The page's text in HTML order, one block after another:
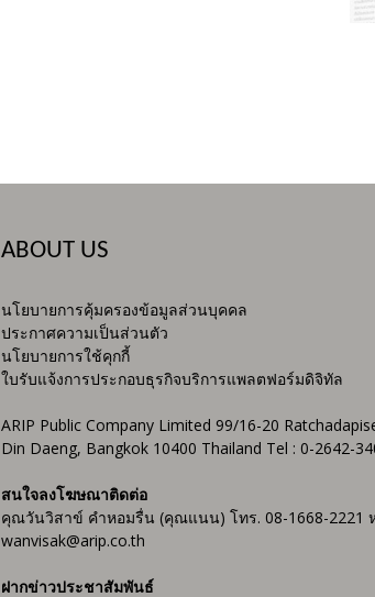
ABOUT US
นโยบายการคุ้มครองข้อมูลส่วนบุคคล
ประกาศความเป็นส่วนตัว
นโยบายการใช้คุกกี้
ใบรับแจ้งการประกอบธุรกิจบริการแพลตฟอร์มดิจิทัล
ARIP Public Company Limited 99/16-20
Din Daeng, Bangkok 10400 Thailand Tel : 0-2642-
สนใจลงโฆษณาติดต่อ
คุณวันวิสาข์ คำหอมรื่น (คุณแนน) โทร. 08-1668-2221
wanvisak@arip.co.th
ฝากข่าวประชาสัมพันธ์